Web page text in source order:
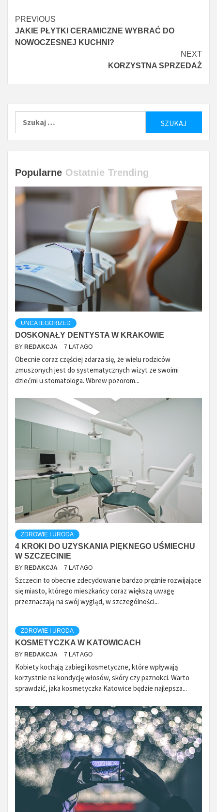
Czytaj
więcej
PREVIOUS
JAKIE PŁYTKI CERAMICZNE WYBRAĆ DO
NOWOCZESNEJ KUCHNI?
NEXT
KORZYSTNA SPRZEDAŻ
Popularne Ostatnie Trending
UNCATEGORIZED
DOSKONAŁY DENTYSTA W KRAKOWIE
BY REDAKCJA 7 LAT AGO
Obecnie coraz częściej zdarza się, że wielu rodziców
zmuszonych jest do systematycznych wizyt ze swoimi
dziećmi u stomatologa. Wbrew pozorom...
ZDROWIE I URODA
4 KROKI DO UZYSKANIA PIĘKNEGO UŚMIECHU
W SZCZECINIE
BY REDAKCJA 7 LAT AGO
Szczecin to obecnie zdecydowanie bardzo prężnie rozwijające
się miasto, którego mieszkańcy coraz większą uwagę
przeznaczają na swój wygląd, w szczególności...
ZDROWIE I URODA
KOSMETYCZKA W KATOWICACH
BY REDAKCJA 7 LAT AGO
Kobiety kochają zabiegi kosmetyczne, które wpływają
korzystnie na kondycję włosów, skóry czy paznokci. Warto
sprawdzić, jaka kosmetyczka Katowice będzie najlepsza...